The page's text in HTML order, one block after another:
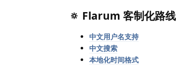
🔅 Flarum 客制化路线
中文用户名支持
中文搜索
本地化时间格式